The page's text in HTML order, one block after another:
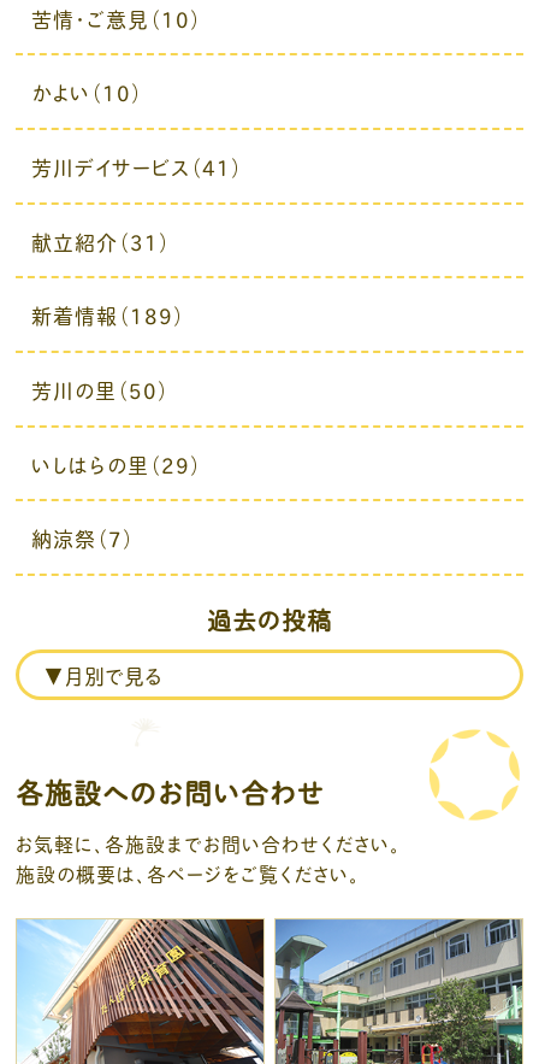
苦情・ご意見（10）
かよい（10）
芳川デイサービス（41）
献立紹介（31）
新着情報（189）
芳川の里（50）
いしはらの里（29）
納涼祭（7）
過去の投稿
各施設へのお問い合わせ
お気軽に、各施設までお問い合わせください。
施設の概要は、各ページをご覧ください。